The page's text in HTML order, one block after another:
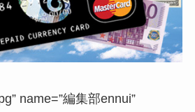
name=”編集部ennui”